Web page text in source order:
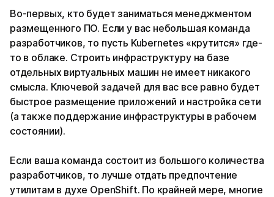
Во-первых, кто будет заниматься менеджментом
размещенного ПО. Если у вас небольшая команда
разработчиков, то пусть Kubernetes «крутится» где-
то в облаке. Строить инфраструктуру на базе
отдельных виртуальных машин не имеет никакого
смысла. Ключевой задачей для вас все равно будет
быстрое размещение приложений и настройка сети
(а также поддержание инфраструктуры в рабочем
состоянии).
Если ваша команда состоит из большого количества
разработчиков, то лучше отдать предпочтение
утилитам в духе OpenShift. По крайней мере, многие